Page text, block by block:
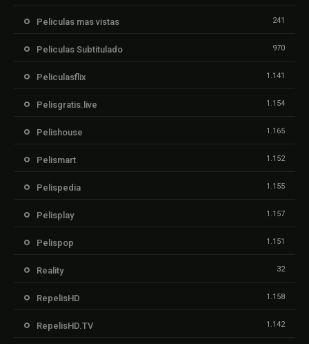
Peliculas mas vistas 241
Peliculas Subtitulado 970
Peliculasflix 1.141
Pelisgratis.live 1.154
Pelishouse 1.165
Pelismart 1.152
Pelispedia 1.155
Pelisplay 1.157
Pelispop 1.151
Reality 32
RepelisHD 1.158
RepelisHD.TV 1.142